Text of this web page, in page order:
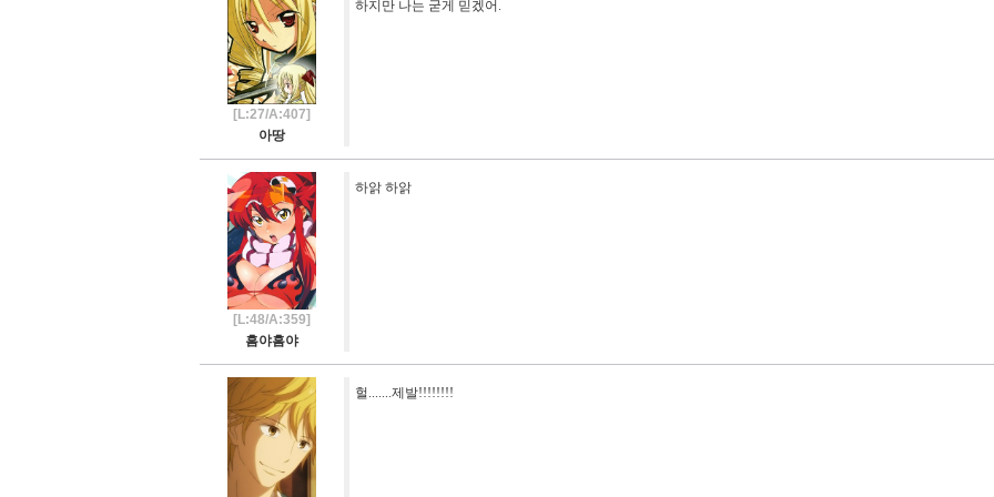
[L:27/A:407]
아땅
하지만 나는 굳게 믿겠어.
[L:48/A:359]
흠야흠야
하앍 하앍
헐.......제발!!!!!!!!